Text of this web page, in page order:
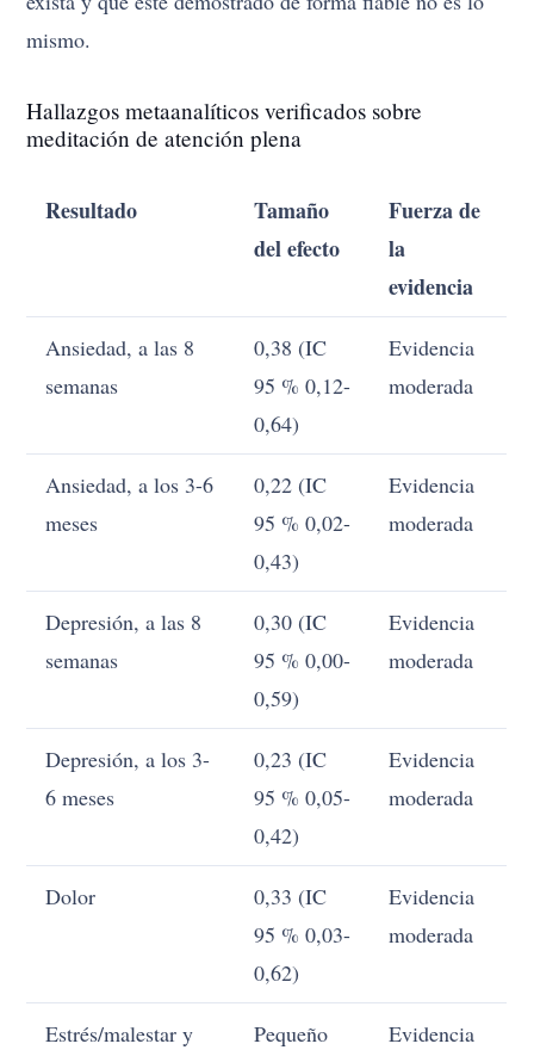
mismo.
Hallazgos metaanalíticos verificados sobre
meditación de atención plena
Resultado
Tamaño
del efecto
Fuerza de
la
evidencia
Ansiedad, a las 8
semanas
0,38 (IC
95 % 0,12-
0,64)
Evidencia
moderada
Ansiedad, a los 3-6
meses
0,22 (IC
95 % 0,02-
0,43)
Evidencia
moderada
Depresión, a las 8
semanas
0,30 (IC
95 % 0,00-
0,59)
Evidencia
moderada
Depresión, a los 3-
6 meses
0,23 (IC
95 % 0,05-
0,42)
Evidencia
moderada
Dolor
0,33 (IC
95 % 0,03-
0,62)
Evidencia
moderada
Estrés/malestar y
Pequeño
Evidencia